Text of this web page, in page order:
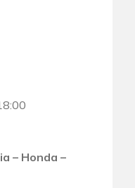
– Honda –